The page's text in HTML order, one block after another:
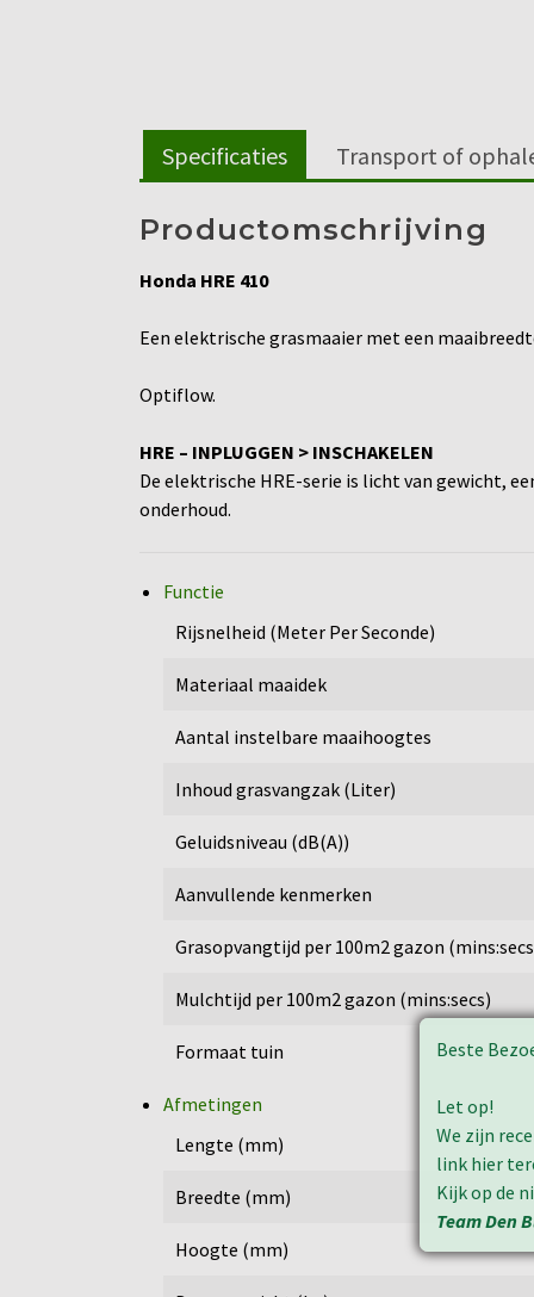
Specificaties Transport of
Productomschrijving
Honda HRE 410
Een elektrische grasmaaier met een
Optiflow.
HRE – INPLUGGEN > INSCHAKELEN
De elektrische HRE-serie is licht van gewicht,
onderhoud.
Functie
Rijsnelheid (Meter Per Seconde)
Materiaal maaidek
Aantal instelbare maaihoogtes
Inhoud grasvangzak (Liter)
Geluidsniveau (dB(A))
Aanvullende kenmerken
Grasopvangtijd per 100m2 gazon
Mulchtijd per 100m2 gazon (mins:secs)
Formaat tuin
Afmetingen
Lengte (mm)
Breedte (mm)
Hoogte (mm)
Beste
Let op!
We zijn
link hier
Kijk op de
Team Den